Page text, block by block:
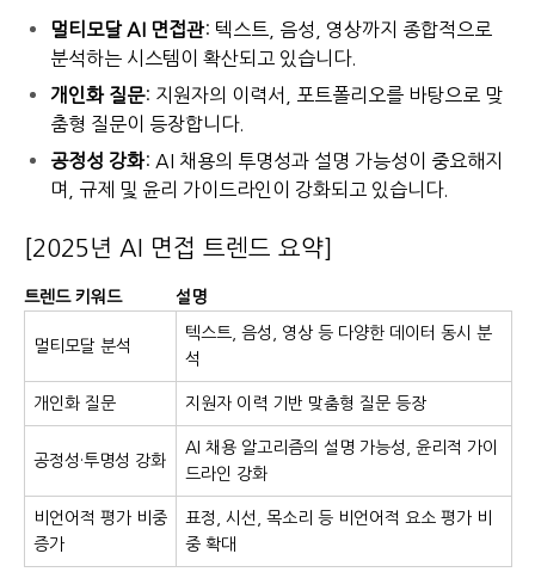
멀티모달 AI 면접관: 텍스트, 음성, 영상까지 종합적으로
분석하는 시스템이 확산되고 있습니다.
개인화 질문: 지원자의 이력서, 포트폴리오를 바탕으로 맞
춤형 질문이 등장합니다.
공정성 강화: AI 채용의 투명성과 설명 가능성이 중요해지
며, 규제 및 윤리 가이드라인이 강화되고 있습니다.
[2025년 AI 면접 트렌드 요약]
트렌드 키워드 설명
멀티모달 분석
텍스트, 음성, 영상 등 다양한 데이터 동시 분
석
개인화 질문 지원자 이력 기반 맞춤형 질문 등장
공정성·투명성 강화
AI 채용 알고리즘의 설명 가능성, 윤리적 가이
드라인 강화
비언어적 평가 비중
증가
표정, 시선, 목소리 등 비언어적 요소 평가 비
중 확대